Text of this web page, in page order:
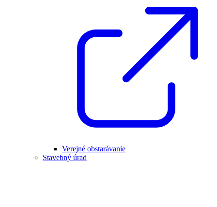
Verejné obstarávanie
Stavebný úrad